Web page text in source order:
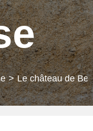
> Le château de